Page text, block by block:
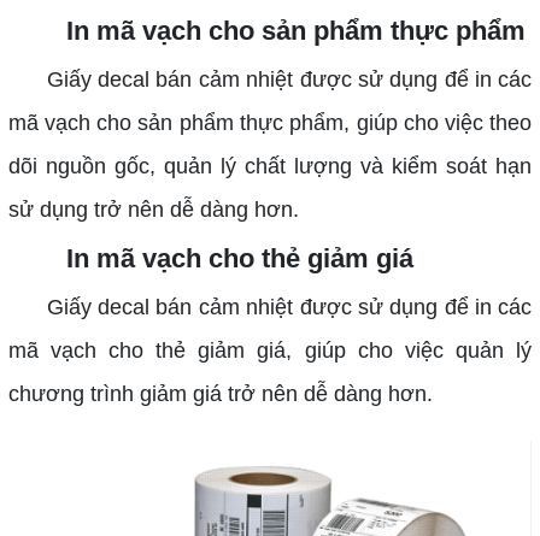
In mã vạch cho sản phẩm thực phẩm
Giấy decal bán cảm nhiệt được sử dụng để in các
mã vạch cho sản phẩm thực phẩm, giúp cho việc theo
dõi nguồn gốc, quản lý chất lượng và kiểm soát hạn
sử dụng trở nên dễ dàng hơn.
In mã vạch cho thẻ giảm giá
Giấy decal bán cảm nhiệt được sử dụng để in các
mã vạch cho thẻ giảm giá, giúp cho việc quản lý
chương trình giảm giá trở nên dễ dàng hơn.